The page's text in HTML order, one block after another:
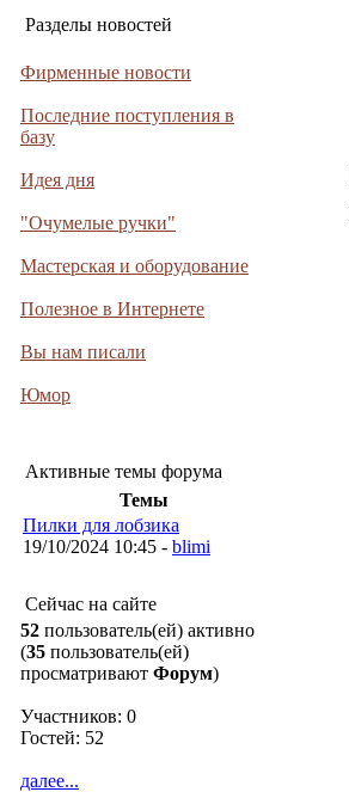
Разделы новостей
Фирменные новости
Последние поступления в
базу
Идея дня
"Очумелые ручки"
Мастерская и оборудование
Полезное в Интернете
Вы нам писали
Юмор
Активные темы форума
Темы
Пилки для лобзика
19/10/2024 10:45 - blimi
Сейчас на сайте
52 пользователь(ей) активно
(35 пользователь(ей)
просматривают Форум)
Участников: 0
Гостей: 52
далее...